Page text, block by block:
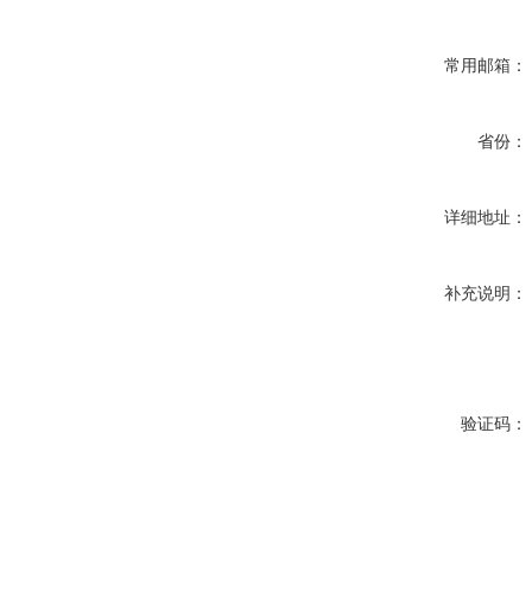
常用邮箱：
省份：
详细地址：
补充说明：
验证码：